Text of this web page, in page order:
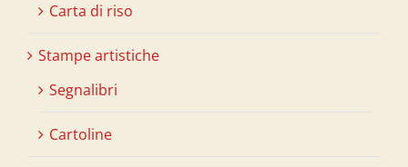
Carta di riso
Stampe artistiche
Segnalibri
Cartoline